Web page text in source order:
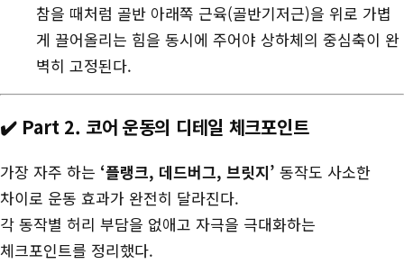
참을 때처럼 골반 아래쪽 근육(골반기저근)을 위로 가볍
게 끌어올리는 힘을 동시에 주어야 상하체의 중심축이 완
벽히 고정된다.
✔️ Part 2. 코어 운동의 디테일 체크포인트
가장 자주 하는 ‘플랭크, 데드버그, 브릿지’ 동작도 사소한
차이로 운동 효과가 완전히 달라진다.
각 동작별 허리 부담을 없애고 자극을 극대화하는
체크포인트를 정리했다.